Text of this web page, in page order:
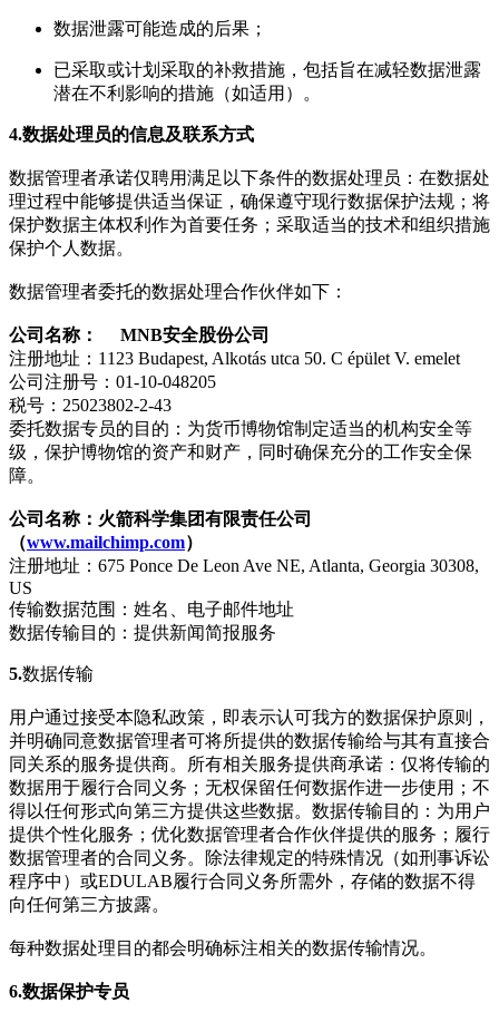
数据泄露可能造成的后果；
已采取或计划采取的补救措施，包括旨在减轻数据泄露
潜在不利影响的措施（如适用）。
4.数据处理员的信息及联系方式
数据管理者承诺仅聘用满足以下条件的数据处理员：在数据处
理过程中能够提供适当保证，确保遵守现行数据保护法规；将
保护数据主体权利作为首要任务；采取适当的技术和组织措施
保护个人数据。
数据管理者委托的数据处理合作伙伴如下：
公司名称： MNB安全股份公司
注册地址：1123 Budapest, Alkotás utca 50. C épület V. emelet
公司注册号：01-10-048205
税号：25023802-2-43
委托数据专员的目的：为货币博物馆制定适当的机构安全等
级，保护博物馆的资产和财产，同时确保充分的工作安全保
障。
公司名称：火箭科学集团有限责任公司
（www.mailchimp.com）
注册地址：675 Ponce De Leon Ave NE, Atlanta, Georgia 30308,
US
传输数据范围：姓名、电子邮件地址
数据传输目的：提供新闻简报服务
5.数据传输
用户通过接受本隐私政策，即表示认可我方的数据保护原则，
并明确同意数据管理者可将所提供的数据传输给与其有直接合
同关系的服务提供商。所有相关服务提供商承诺：仅将传输的
数据用于履行合同义务；无权保留任何数据作进一步使用；不
得以任何形式向第三方提供这些数据。数据传输目的：为用户
提供个性化服务；优化数据管理者合作伙伴提供的服务；履行
数据管理者的合同义务。除法律规定的特殊情况（如刑事诉讼
程序中）或EDULAB履行合同义务所需外，存储的数据不得
向任何第三方披露。
每种数据处理目的都会明确标注相关的数据传输情况。
6.数据保护专员